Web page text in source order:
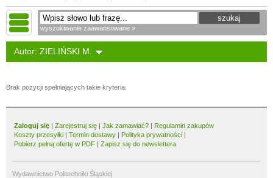
wyszukiwanie zaawansowane »
Autor: ZIELIŃSKI M.
Brak pozycji spełniających takie kryteria.
Zaloguj się | Zarejestruj się | Jak zamawiać? | Regulamin zakupów
Koszty przesyłki | Termin dostawy | Polityka prywatności |
Pobierz pełną ofertę w PDF | Zapisz się do newslettera
Wydawnictwo Politechniki Śląskiej